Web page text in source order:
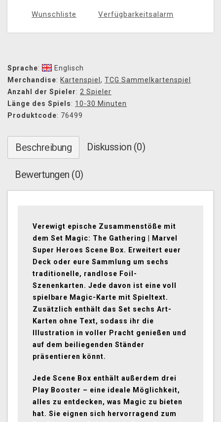
Wunschliste Verfügbarkeitsalarm
Sprache:
Englisch
Merchandise: Kartenspiel , TCG Sammelkartenspiel
Anzahl der Spieler: 2 Spieler
Länge des Spiels: 10-30 Minuten
Produktcode: 76499
Beschreibung Diskussion (0)
Bewertungen (0)
Verewigt epische Zusammenstöße mit
dem Set Magic: The Gathering | Marvel
Super Heroes Scene Box. Erweitert euer
Deck oder eure Sammlung um sechs
traditionelle, randlose Foil-
Szenenkarten. Jede davon ist eine voll
spielbare Magic-Karte mit Spieltext.
Zusätzlich enthält das Set sechs Art-
Karten ohne Text, sodass ihr die
Illustration in voller Pracht genießen und
auf dem beiliegenden Ständer
präsentieren könnt.
Jede Scene Box enthält außerdem drei
Play Booster – eine ideale Möglichkeit,
alles zu entdecken, was Magic zu bieten
hat. Sie eignen sich hervorragend zum